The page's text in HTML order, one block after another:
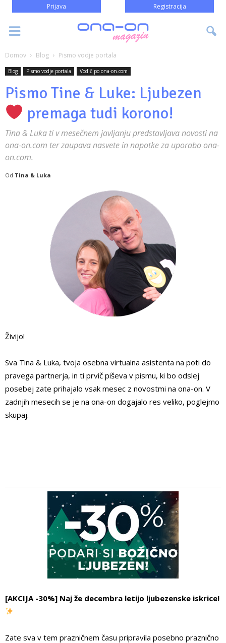
Prijava Registracija
Domov Blog Pismo vodje portala
Blog Pismo vodje portala Vodič po ona-on.com
Pismo Tine & Luke: Ljubezen
premaga tudi korono!
Tina & Luka ti v mesečnem javljanju predstavljava novosti na
ona-on.com ter zaupava nasvete in napotke za uporabo ona-
on.com.
Od Tina & Luka
Živijo!
Sva Tina & Luka, tvoja osebna virtualna asistenta na poti do
pravega partnerja, in ti prvič piševa v pismu, ki bo odslej
posebej zate prihajalo vsak mesec z novostmi na ona-on. V
zadnjih mesecih se je na ona-on dogajalo res veliko, poglejmo
skupaj.
[AKCIJA -30%] Naj že decembra letijo ljubezenske iskrice!
Zate sva v tem prazničnem času pripravila posebno praznično